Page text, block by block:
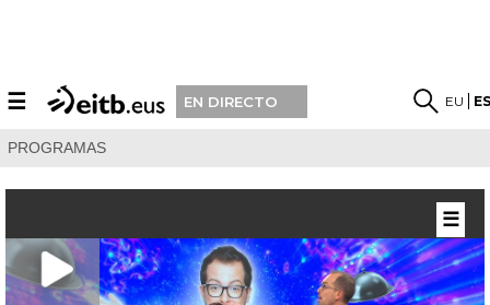
☰ EN DIRECTO EU
PROGRAMAS
☰